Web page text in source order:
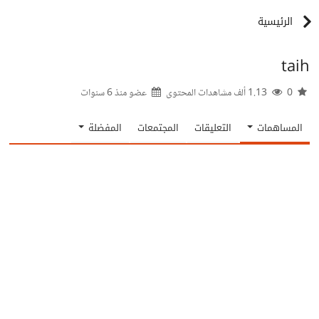
الرئيسية
taih
عضو منذ6 سنوات
المساهمات التعليقات المجتمعات المفضلة